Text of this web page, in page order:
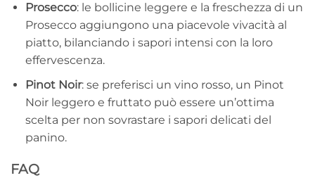
Prosecco: le bollicine leggere e la freschezza di un
Prosecco aggiungono una piacevole vivacità al
piatto, bilanciando i sapori intensi con la loro
effervescenza.
Pinot Noir: se preferisci un vino rosso, un Pinot
Noir leggero e fruttato può essere un’ottima
scelta per non sovrastare i sapori delicati del
panino.
FAQ